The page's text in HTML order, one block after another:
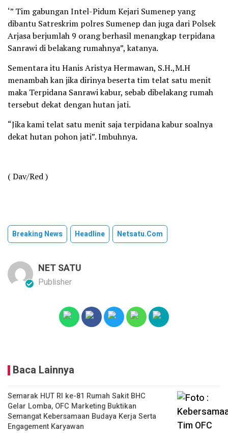
‘” Tim gabungan Intel-Pidum Kejari Sumenep yang
dibantu Satreskrim polres Sumenep dan juga dari Polsek
Arjasa berjumlah 9 orang berhasil menangkap terpidana
Sanrawi di belakang rumahnya”, katanya.
Sementara itu Hanis Aristya Hermawan, S.H.,M.H
menambah kan jika dirinya beserta tim telat satu menit
maka Terpidana Sanrawi kabur, sebab dibelakang rumah
tersebut dekat dengan hutan jati.
“Jika kami telat satu menit saja terpidana kabur soalnya
dekat hutan pohon jati”. Imbuhnya.
( Dav/Red )
Breaking News Headline Netsatu.com
NET SATU
Publisher
Baca Lainnya
Semarak HUT RI ke-81 Rumah Sakit BHC
Gelar Lomba, OFC Marketing Buktikan
Semangat Kebersamaan Budaya Kerja Serta
Engagement Karyawan